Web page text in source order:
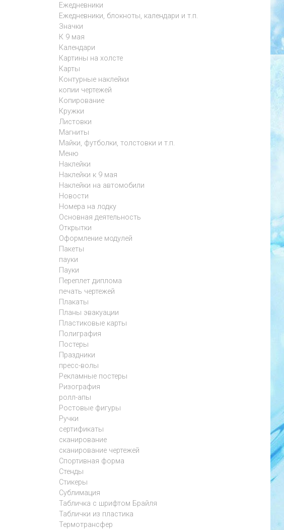
Ежедневники
Ежедневники, блокноты, календари и т.п.
Значки
К 9 мая
Календари
Картины на холсте
Карты
Контурные наклейки
копии чертежей
Копирование
Кружки
Листовки
Магниты
Майки, футболки, толстовки и т.п.
Меню
Наклейки
Наклейки к 9 мая
Наклейки на автомобили
Новости
Номера на лодку
Основная деятельность
Открытки
Оформление модулей
Пакеты
пауки
Пауки
Переплет диплома
печать чертежей
Плакаты
Планы эвакуации
Пластиковые карты
Полиграфия
Постеры
Праздники
пресс-волы
Рекламные постеры
Ризография
ролл-апы
Ростовые фигуры
Ручки
сертификаты
сканирование
сканирование чертежей
Спортивная форма
Стенды
Стикеры
Сублимация
Табличка с шрифтом Брайля
Таблички из пластика
Термотрансфер